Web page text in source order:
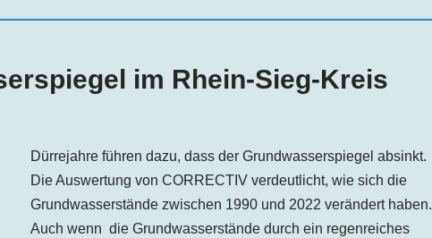
im Rhein-Sieg-Kreis
Dürrejahre führen dazu, dass der Grundwasserspiegel absinkt.
Die Auswertung von CORRECTIV verdeutlicht, wie sich die
Grundwasserstände zwischen 1990 und 2022 verändert haben.
Auch wenn die Grundwasserstände durch ein regenreiches